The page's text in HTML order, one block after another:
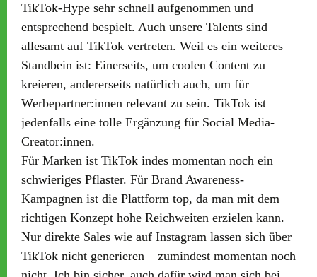
TikTok-Hype sehr schnell aufgenommen und
entsprechend bespielt. Auch unsere Talents sind
allesamt auf TikTok vertreten. Weil es ein weiteres
Standbein ist: Einerseits, um coolen Content zu
kreieren, andererseits natürlich auch, um für
Werbepartner:innen relevant zu sein. TikTok ist
jedenfalls eine tolle Ergänzung für Social Media-
Creator:innen.
Für Marken ist TikTok indes momentan noch ein
schwieriges Pflaster. Für Brand Awareness-
Kampagnen ist die Plattform top, da man mit dem
richtigen Konzept hohe Reichweiten erzielen kann.
Nur direkte Sales wie auf Instagram lassen sich über
TikTok nicht generieren – zumindest momentan noch